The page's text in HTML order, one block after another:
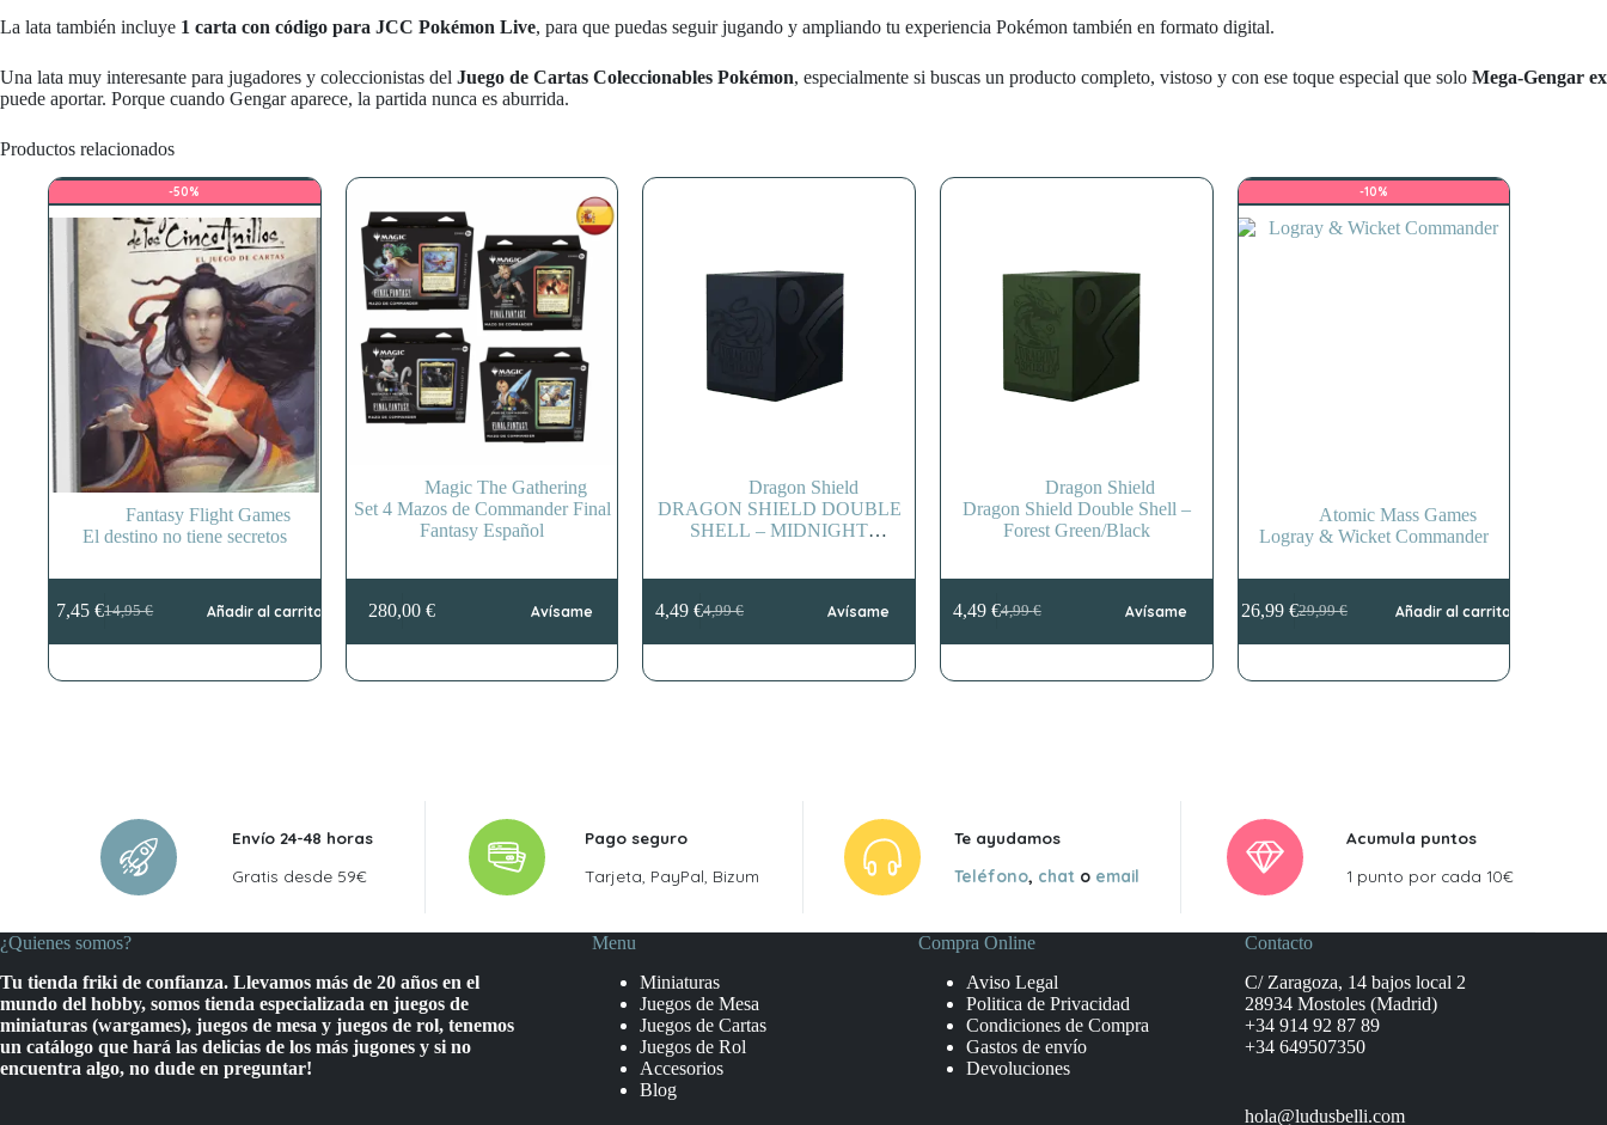
La lata también incluye 1 carta con código para JCC Pokémon Live, para que puedas seguir jugando y ampliando tu experiencia Pokémon también en formato digital.
Una lata muy interesante para jugadores y coleccionistas del Juego de Cartas Coleccionables Pokémon, especialmente si buscas un producto completo, vistoso y con ese toque especial que solo Mega-Gengar ex
puede aportar. Porque cuando Gengar aparece, la partida nunca es aburrida.
Productos relacionados
-50%
Fantasy Flight Games
El destino no tiene secretos
14,95€
El
precio
era:
7,45€El
precio
es:
Añadir al carrito
Magic The Gathering
Set 4 Mazos de Commander Final
Fantasy Español
280,00€ Avísame
Dragon Shield
DRAGON SHIELD DOUBLE
SHELL – MIDNIGHT
4,99€
El
precio
era:
4,49€El
precio
es:
Avísame
Dragon Shield
Dragon Shield Double Shell –
Forest Green/Black
4,99€
El
precio
era:
4,49 €El
precio
es:
Avísame
-10%
Atomic Mass Games
Logray & Wicket Commander
29,99€
El
precio
era:
26,99 €El
precio
es:
Añadir al carrito
Envío 24-48 horas
Gratis desde 59€
Pago seguro
Tarjeta, PayPal, Bizum
Te ayudamos
Teléfono, chato email
Acumula puntos
1 punto por cada 10€
¿Quienes somos?
Tu tienda friki de confianza. Llevamos más de 20 años en el
mundo del hobby, somos tienda especializada en juegos de
miniaturas (wargames), juegos de mesa y juegos de rol, tenemos
un catálogo que hará las delicias de los más jugones y si no
encuentra algo, no dude en preguntar!
Menu
Miniaturas
Juegos de Mesa
Juegos de Cartas
Juegos de Rol
Accesorios
Blog
Compra Online
Aviso Legal
Politica de Privacidad
Condiciones de Compra
Gastos de envío
Devoluciones
Contacto
C/ Zaragoza, 14 bajos local 2
28934 Mostoles (Madrid)
+34 914 92 87 89
+34 649507350
hola@ludusbelli.com